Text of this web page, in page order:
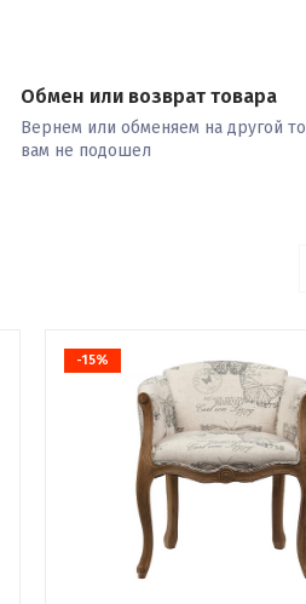
Обмен или возврат товара
Вернем или обменяем на другой
вам не подошел
-15%